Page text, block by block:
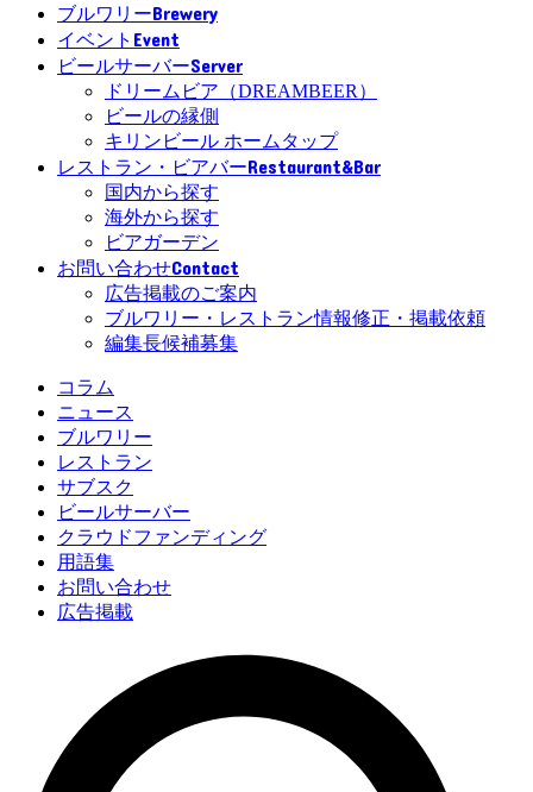
ブルワリーBrewery
イベント Event
ビールサーバーServer
ドリームビア（DREAMBEER）
ビールの縁側
キリンビール ホームタップ
レストラン・ビアバーRestaurant&Bar
国内から探す
海外から探す
ビアガーデン
お問い合わせContact
広告掲載のご案内
ブルワリー・レストラン情報修正・掲載依頼
編集長候補募集
コラム
ニュース
ブルワリー
レストラン
サブスク
ビールサーバー
クラウドファンディング
用語集
お問い合わせ
広告掲載